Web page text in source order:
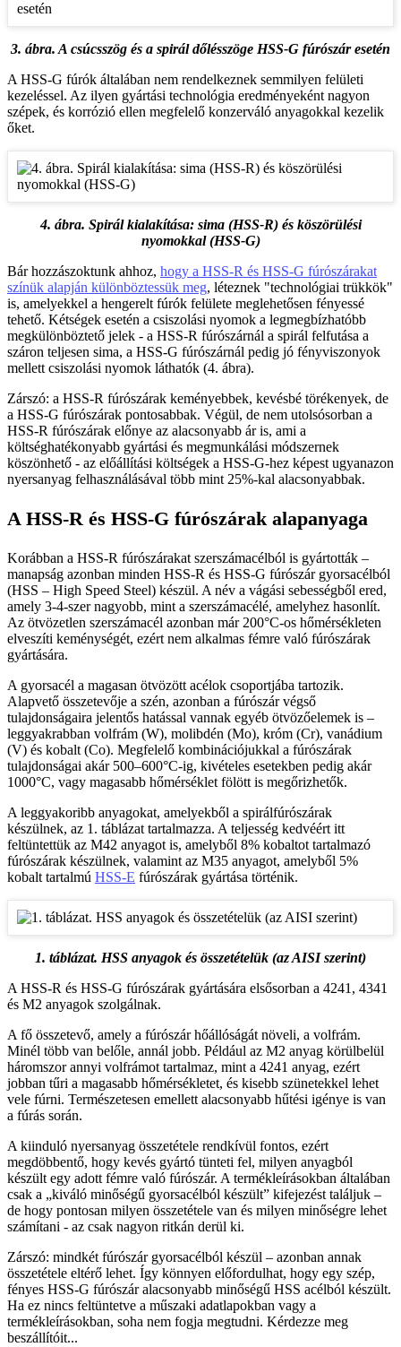
3. ábra. A csúcsszög és a spirál dőlésszöge HSS-G fúrószár esetén
A HSS-G fúrók általában nem rendelkeznek semmilyen felületi
kezeléssel. Az ilyen gyártási technológia eredményeként nagyon
szépek, és korrózió ellen megfelelő konzerváló anyagokkal kezelik
őket.
4. ábra. Spirál kialakítása: sima (HSS-R) és köszörülési
nyomokkal (HSS-G)
Bár hozzászoktunk ahhoz, hogy a HSS-R és HSS-G fúrószárakat
színük alapján különböztessük meg, léteznek "technológiai trükkök"
is, amelyekkel a hengerelt fúrók felülete meglehetősen fényessé
tehető. Kétségek esetén a csiszolási nyomok a legmegbízhatóbb
megkülönböztető jelek - a HSS-R fúrószárnál a spirál felfutása a
száron teljesen sima, a HSS-G fúrószárnál pedig jó fényviszonyok
mellett csiszolási nyomok láthatók (4. ábra).
Zárszó: a HSS-R fúrószárak keményebbek, kevésbé törékenyek, de
a HSS-G fúrószárak pontosabbak. Végül, de nem utolsósorban a
HSS-R fúrószárak előnye az alacsonyabb ár is, ami a
költséghatékonyabb gyártási és megmunkálási módszernek
köszönhető - az előállítási költségek a HSS-G-hez képest ugyanazon
nyersanyag felhasználásával több mint 25%-kal alacsonyabbak.
A HSS-R és HSS-G fúrószárak alapanyaga
Korábban a HSS-R fúrószárakat szerszámacélból is gyártották –
manapság azonban minden HSS-R és HSS-G fúrószár gyorsacélból
(HSS – High Speed Steel) készül. A név a vágási sebességből ered,
amely 3-4-szer nagyobb, mint a szerszámacélé, amelyhez hasonlít.
Az ötvözetlen szerszámacél azonban már 200°C-os hőmérsékleten
elveszíti keménységét, ezért nem alkalmas fémre való fúrószárak
gyártására.
A gyorsacél a magasan ötvözött acélok csoportjába tartozik.
Alapvető összetevője a szén, azonban a fúrószár végső
tulajdonságaira jelentős hatással vannak egyéb ötvözőelemek is –
leggyakrabban volfrám (W), molibdén (Mo), króm (Cr), vanádium
(V) és kobalt (Co). Megfelelő kombinációjukkal a fúrószárak
tulajdonságai akár 500–600°C-ig, kivételes esetekben pedig akár
1000°C, vagy magasabb hőmérséklet fölött is megőrizhetők.
A leggyakoribb anyagokat, amelyekből a spirálfúrószárak
készülnek, az 1. táblázat tartalmazza. A teljesség kedvéért itt
feltüntettük az M42 anyagot is, amelyből 8% kobaltot tartalmazó
fúrószárak készülnek, valamint az M35 anyagot, amelyből 5%
kobalt tartalmú HSS-E fúrószárak gyártása történik.
1. táblázat. HSS anyagok és összetételük (az AISI szerint)
A HSS-R és HSS-G fúrószárak gyártására elsősorban a 4241, 4341
és M2 anyagok szolgálnak.
A fő összetevő, amely a fúrószár hőállóságát növeli, a volfrám.
Minél több van belőle, annál jobb. Például az M2 anyag körülbelül
háromszor annyi volfrámot tartalmaz, mint a 4241 anyag, ezért
jobban tűri a magasabb hőmérsékletet, és kisebb szünetekkel lehet
vele fúrni. Természetesen emellett alacsonyabb hűtési igénye is van
a fúrás során.
A kiinduló nyersanyag összetétele rendkívül fontos, ezért
megdöbbentő, hogy kevés gyártó tünteti fel, milyen anyagból
készült egy adott fémre való fúrószár. A termékleírásokban általában
csak a „kiváló minőségű gyorsacélból készült” kifejezést találjuk –
de hogy pontosan milyen összetétele van és milyen minőségre lehet
számítani - az csak nagyon ritkán derül ki.
Zárszó: mindkét fúrószár gyorsacélból készül – azonban annak
összetétele eltérő lehet. Így könnyen előfordulhat, hogy egy szép,
fényes HSS-G fúrószár alacsonyabb minőségű HSS acélból készült.
Ha ez nincs feltüntetve a műszaki adatlapokban vagy a
termékleírásokban, soha nem fogja megtudni. Kérdezze meg
beszállítóit...